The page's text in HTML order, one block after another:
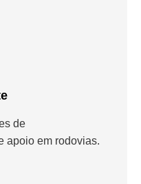
de
apoio em rodovias.